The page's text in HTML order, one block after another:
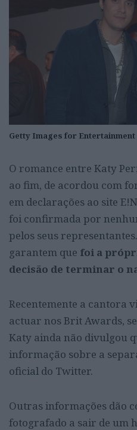
Getty Images for Entertainment
O romance entre Katy
ao fim, de acordou com
em declarações ao site
foi confirmada por
pelos seus
garantem que foi a
decisão de terminar o
Recentemente a cantora
actuar nos Brit Awards,
Katy ainda não divulgou
informação sobre a
oficial do Twitter.
Outras informações dão
fotografado a sair de um